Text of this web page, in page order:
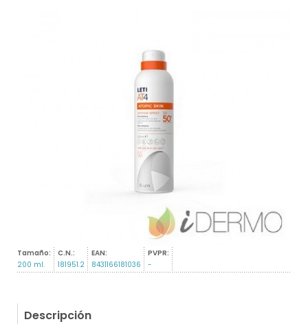
Tamaño:
200 ml.
C.N.:
181951.2
EAN:
8431166181036
PVPR:
-
Descripción